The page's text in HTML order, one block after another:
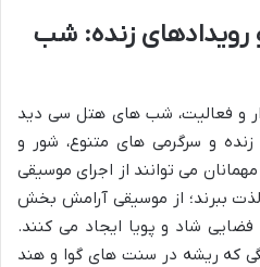
رویدادهای زنده: شب
و فعالیت، شب های هتل سی دید
و سرگرمی های متنوع، شور و
می توانند از اجرای موسیقی
ببرند؛ از موسیقی آرامش بخش
فضایی شاد و پویا ایجاد می کنند.
که ریشه در سنت های گوا و هند